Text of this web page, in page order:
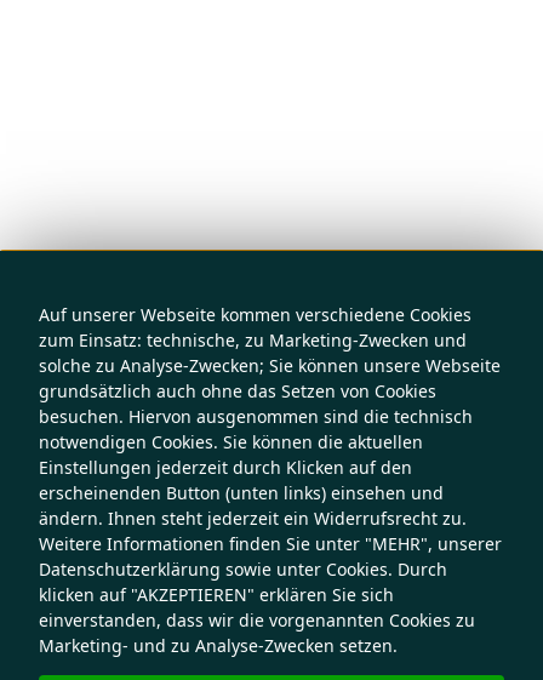
Auf unserer Webseite kommen verschiedene Cookies
zum Einsatz: technische, zu Marketing-Zwecken und
solche zu Analyse-Zwecken; Sie können unsere Webseite
grundsätzlich auch ohne das Setzen von Cookies
besuchen. Hiervon ausgenommen sind die technisch
notwendigen Cookies. Sie können die aktuellen
Einstellungen jederzeit durch Klicken auf den
erscheinenden Button (unten links) einsehen und
ändern. Ihnen steht jederzeit ein Widerrufsrecht zu.
Weitere Informationen finden Sie unter "MEHR", unserer
Datenschutzerklärung sowie unter Cookies. Durch
klicken auf "AKZEPTIEREN" erklären Sie sich
einverstanden, dass wir die vorgenannten Cookies zu
Marketing- und zu Analyse-Zwecken setzen.